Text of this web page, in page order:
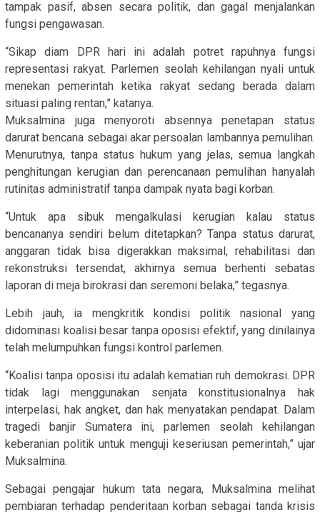
tampak pasif, absen secara politik, dan gagal menjalankan
fungsi pengawasan.
“Sikap diam DPR hari ini adalah potret rapuhnya fungsi
representasi rakyat. Parlemen seolah kehilangan nyali untuk
menekan pemerintah ketika rakyat sedang berada dalam
situasi paling rentan,” katanya.
Muksalmina juga menyoroti absennya penetapan status
darurat bencana sebagai akar persoalan lambannya pemulihan.
Menurutnya, tanpa status hukum yang jelas, semua langkah
penghitungan kerugian dan perencanaan pemulihan hanyalah
rutinitas administratif tanpa dampak nyata bagi korban.
“Untuk apa sibuk mengalkulasi kerugian kalau status
bencananya sendiri belum ditetapkan? Tanpa status darurat,
anggaran tidak bisa digerakkan maksimal, rehabilitasi dan
rekonstruksi tersendat, akhirnya semua berhenti sebatas
laporan di meja birokrasi dan seremoni belaka,” tegasnya.
Lebih jauh, ia mengkritik kondisi politik nasional yang
didominasi koalisi besar tanpa oposisi efektif, yang dinilainya
telah melumpuhkan fungsi kontrol parlemen.
“Koalisi tanpa oposisi itu adalah kematian ruh demokrasi. DPR
tidak lagi menggunakan senjata konstitusionalnya hak
interpelasi, hak angket, dan hak menyatakan pendapat. Dalam
tragedi banjir Sumatera ini, parlemen seolah kehilangan
keberanian politik untuk menguji keseriusan pemerintah,” ujar
Muksalmina.
Sebagai pengajar hukum tata negara, Muksalmina melihat
pembiaran terhadap penderitaan korban sebagai tanda krisis